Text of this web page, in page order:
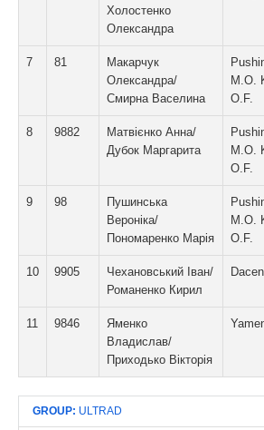
Холостенко
Олександра
7 81
Макарчук
Олександра/
Смирна Васелина
M.O.
O.F.
8 9882
Матвієнко Анна/
Дубок Маргарита
M.O.
O.F.
9 98
Пушинська
Вероніка/
Пономаренко Марія
M.O.
O.F.
10 9905
Чехановський Іван/
Романенко Кирил
11 9846
Яменко
Владислав/
Приходько Вікторія
GROUP: ULTRAD